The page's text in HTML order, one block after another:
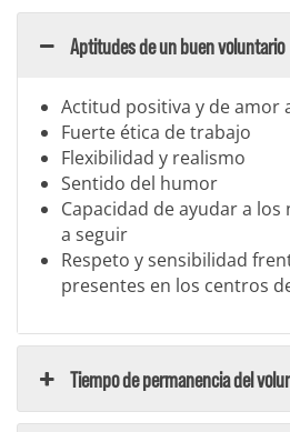
Aptitudes de un buen voluntario
Actitud positiva y de amor
Fuerte ética de trabajo
Flexibilidad y realismo
Sentido del humor
Capacidad de ayudar a
a seguir
Respeto y sensibilidad
presentes en los centros
Tiempo de permanencia del